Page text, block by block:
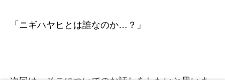
「ニギハヤヒとは誰なのか…？」